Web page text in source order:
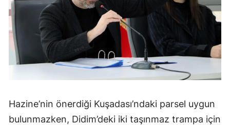
Hazine’nin önerdiği Kuşadası’ndaki parsel uygun
bulunmazken, Didim’deki iki taşınmaz trampa için